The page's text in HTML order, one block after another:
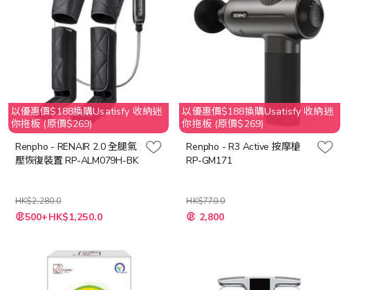
以優惠價$188換購Usatisfy 收納迷
你拖板 (原價$269)
Renpho - RENAIR 2.0 全腿氣
壓恢復裝置 RP-ALM079H-BK
HK$2,280.0
特
殊 500+HK$1,250.0
以優惠價$188換購Usatisfy 收納迷
你拖板 (原價$269)
Renpho - R3 Active 按摩槍
RP-GM171
HK$770.0
特
殊 2,800